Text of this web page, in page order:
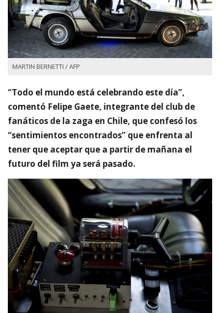
MARTIN BERNETTI / AFP
“Todo el mundo está celebrando este día”,
comentó Felipe Gaete, integrante del club de
fanáticos de la zaga en Chile, que confesó los
“sentimientos encontrados” que enfrenta al
tener que aceptar que a partir de mañana el
futuro del film ya será pasado.